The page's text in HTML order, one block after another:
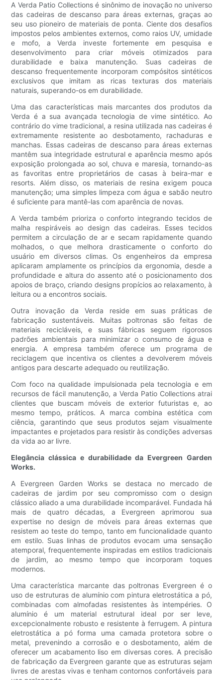
A Verda Patio Collections é sinônimo de inovação no universo
das cadeiras de descanso para áreas externas, graças ao
seu uso pioneiro de materiais de ponta. Ciente dos desafios
impostos pelos ambientes externos, como raios UV, umidade
e mofo, a Verda investe fortemente em pesquisa e
desenvolvimento para criar móveis otimizados para
durabilidade e baixa manutenção. Suas cadeiras de
descanso frequentemente incorporam compósitos sintéticos
exclusivos que imitam as ricas texturas dos materiais
naturais, superando-os em durabilidade.
Uma das características mais marcantes dos produtos da
Verda é a sua avançada tecnologia de vime sintético. Ao
contrário do vime tradicional, a resina utilizada nas cadeiras é
extremamente resistente ao desbotamento, rachaduras e
manchas. Essas cadeiras de descanso para áreas externas
mantêm sua integridade estrutural e aparência mesmo após
exposição prolongada ao sol, chuva e maresia, tornando-as
as favoritas entre proprietários de casas à beira-mar e
resorts. Além disso, os materiais de resina exigem pouca
manutenção; uma simples limpeza com água e sabão neutro
é suficiente para mantê-las com aparência de novas.
A Verda também prioriza o conforto integrando tecidos de
malha respiráveis ​​ao design das cadeiras. Esses tecidos
permitem a circulação de ar e secam rapidamente quando
molhados, o que melhora drasticamente o conforto do
usuário em diversos climas. Os engenheiros da empresa
aplicaram amplamente os princípios da ergonomia, desde a
profundidade e altura do assento até o posicionamento dos
apoios de braço, criando designs propícios ao relaxamento, à
leitura ou a encontros sociais.
Outra inovação da Verda reside em suas práticas de
fabricação sustentáveis. Muitas poltronas são feitas de
materiais recicláveis, e suas fábricas seguem rigorosos
padrões ambientais para minimizar o consumo de água e
energia. A empresa também oferece um programa de
reciclagem que incentiva os clientes a devolverem móveis
antigos para descarte adequado ou reutilização.
Com foco na qualidade impulsionada pela tecnologia e em
recursos de fácil manutenção, a Verda Patio Collections atrai
clientes que buscam móveis de exterior futuristas e, ao
mesmo tempo, práticos. A marca combina estética com
ciência, garantindo que seus produtos sejam visualmente
impactantes e projetados para resistir às condições adversas
da vida ao ar livre.
Elegância clássica e durabilidade da Evergreen Garden
Works.
A Evergreen Garden Works se destaca no mercado de
cadeiras de jardim por seu compromisso com o design
clássico aliado a uma durabilidade incomparável. Fundada há
mais de quatro décadas, a Evergreen aprimorou sua
expertise no design de móveis para áreas externas que
resistem ao teste do tempo, tanto em funcionalidade quanto
em estilo. Suas linhas de produtos evocam uma sensação
atemporal, frequentemente inspiradas em estilos tradicionais
de jardim, ao mesmo tempo que incorporam toques
modernos.
Uma característica marcante das poltronas Evergreen é o
uso de estruturas de alumínio com pintura eletrostática a pó,
combinadas com almofadas resistentes às intempéries. O
alumínio é um material estrutural ideal por ser leve,
excepcionalmente robusto e resistente à ferrugem. A pintura
eletrostática a pó forma uma camada protetora sobre o
metal, prevenindo a corrosão e o desbotamento, além de
oferecer um acabamento liso em diversas cores. A precisão
de fabricação da Evergreen garante que as estruturas sejam
livres de arestas vivas e tenham contornos confortáveis ​​para